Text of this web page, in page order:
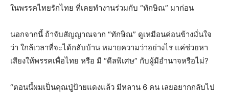
ในพรรคไทยรักไทย ที่เคยทำงานร่วมกับ “ทักษิณ” มาก่อน
นอกจากนี้ ถ้าจับสัญญาณจาก “ทักษิณ” ดูเหมือนค่อนข้างมั่นใจ
ว่า ใกล้เวลาที่จะได้กลับบ้าน หมายความว่าอย่างไร แค่ช่วยหา
เสียงให้พรรคเพื่อไทย หรือ มี “ดีลพิเศษ” กับผู้มีอำนาจหรือไม่?
“ตอนนี้ผมเป็นคุณปู่ป้ายแดงแล้ว มีหลาน 6 คน เลยอยากกลับไป